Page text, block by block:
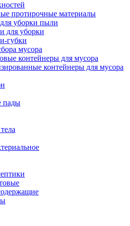
протирочные материалы
уборки пыли
для уборки
губки
мусора
контейнеры для мусора
контейнеры для мусора
пады